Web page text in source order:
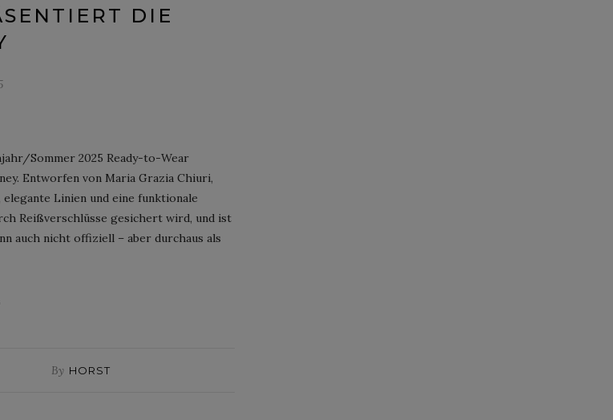
DIE
Sommer 2025 Ready-to-Wear
Entworfen von Maria Grazia Chiuri,
Linien und eine funktionale
Reißverschlüsse gesichert wird, und ist
auch nicht offiziell – aber durchaus als
By HORST